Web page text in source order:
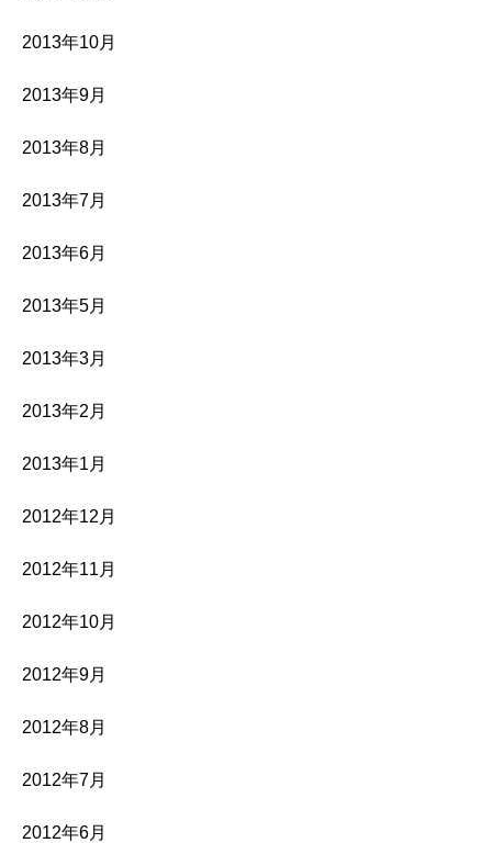
2013年10月
2013年9月
2013年8月
2013年7月
2013年6月
2013年5月
2013年3月
2013年2月
2013年1月
2012年12月
2012年11月
2012年10月
2012年9月
2012年8月
2012年7月
2012年6月